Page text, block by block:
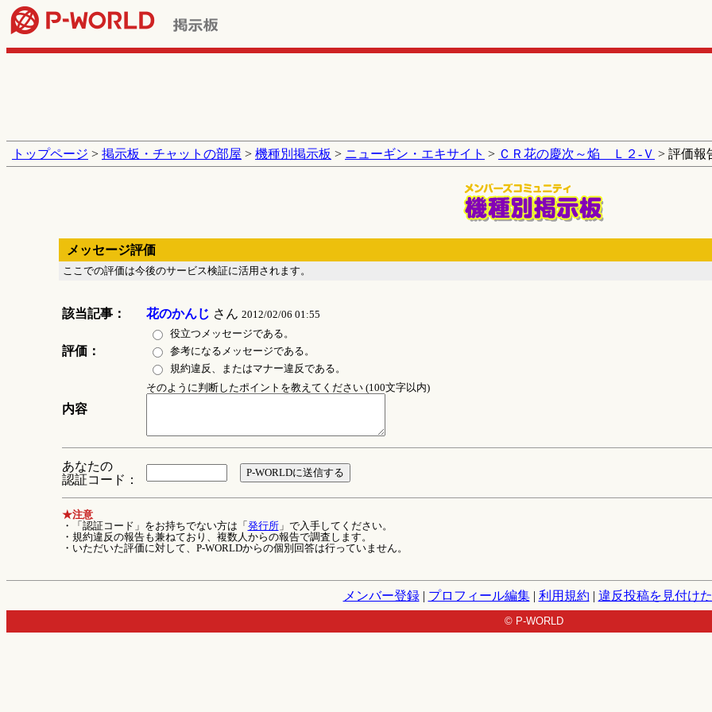
トップページ > 掲示板・チャットの部屋 > 機種別掲示板 > ニューギン・エキサイト > ＣＲ花の慶次～焔 Ｌ２‐Ｖ > 評価報
メッセージ評価
ここでの評価は今後のサービス検証に活用されます。
該当記事： 花のかんじ さん 2012/02/06 01:55
評価：
役立つメッセージである。
参考になるメッセージである。
規約違反、またはマナー違反である。
内容
そのように判断したポイントを教えてください (100文字以内)
あなたの
認証コード：
★注意
・「認証コード」をお持ちでない方は「 発行所」で入手してください。
・規約違反の報告も兼ねており、複数人からの報告で調査します。
・いただいた評価に対して、P-WORLDからの個別回答は行っていません。
メンバー登録| プロフィール編集| 利用規約 | 違反投稿を見付け
© P-WORLD